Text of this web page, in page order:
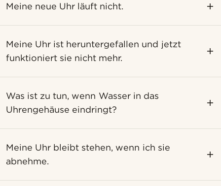
Meine neue Uhr läuft nicht.
Meine Uhr ist heruntergefallen und jetzt
funktioniert sie nicht mehr.
Was ist zu tun, wenn Wasser in das
Uhrengehäuse eindringt?
Meine Uhr bleibt stehen, wenn ich sie
abnehme.